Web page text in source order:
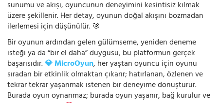
sunumu ve akışı, oyuncunun deneyimini kesintisiz kılmak
üzere şekillenir. Her detay, oyunun doğal akışını bozmadan
ilerlemesi için düşünülür. 🎯
Bir oyunun ardından gelen gülümseme, yeniden deneme
isteği ya da “bir el daha” duygusu, bu platformun gerçek
başarısıdır.💎 MicroOyun, her yaştan oyuncu için oyunu
sıradan bir etkinlik olmaktan çıkarır; hatırlanan, özlenen ve
tekrar tekrar yaşanmak istenen bir deneyime dönüştürür.
Burada oyun oynanmaz; burada oyun yaşanır, bağ kurulur ve